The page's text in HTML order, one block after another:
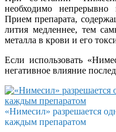
необходимо непрерывно
Прием препарата,
лития медленнее, тем
металла в крови и его
Если использовать
негативное влияние
«Нимесил» разрешается
каждым препаратом